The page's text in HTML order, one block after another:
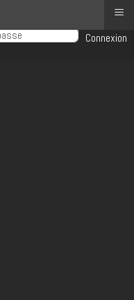
Connexion
≡